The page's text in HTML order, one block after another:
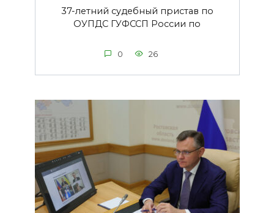
37-летний судебный пристав по
ОУПДС ГУФССП России по
0 26